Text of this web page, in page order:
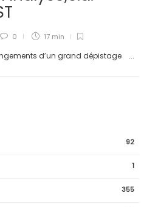
0 17 min
d’un grand dépistage ...
92
1
355